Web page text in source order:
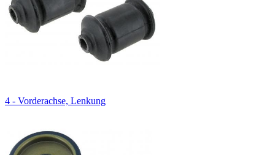
4 - Vorderachse, Lenkung